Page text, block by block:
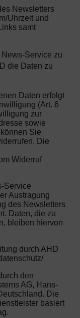
Newsletters
Uhrzeit und
samt
Service zu
die Daten zu
Daten erfolgt
(Art. 6
zur
sowie
Sie
Die
Widerruf
Service
Austragung
des Newsletters
Daten, die zu
bleiben hiervon
durch AHD
den
AG, Hans-
Die
basiert